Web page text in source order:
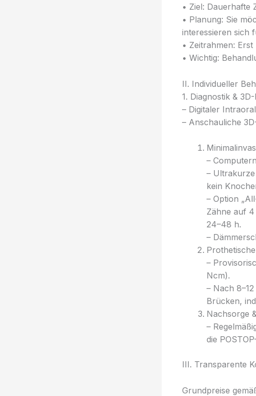
• Ziel: Dauerhafte
• Planung: Sie
interessieren sich
• Zeitrahmen:
• Wichtig:
II. Individueller
1. Diagnostik &
– Digitaler
– Anschauliche
–
–
kein
– Option
Zähne auf
24–48 h.
–
–
Ncm).
– Nach
Brücken,
Nachsorge
–
die
III. Transparente
Grundpreise